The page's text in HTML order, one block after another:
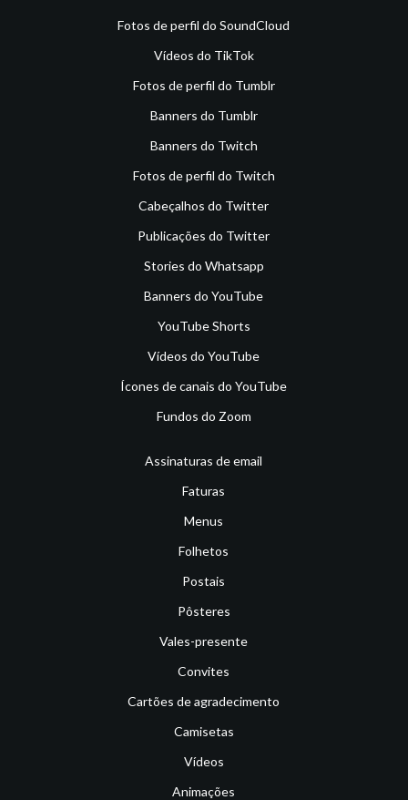
Fotos de perfil do SoundCloud
Vídeos do TikTok
Fotos de perfil do Tumblr
Banners do Tumblr
Banners do Twitch
Fotos de perfil do Twitch
Cabeçalhos do Twitter
Publicações do Twitter
Stories do Whatsapp
Banners do YouTube
YouTube Shorts
Vídeos do YouTube
Ícones de canais do YouTube
Fundos do Zoom
Assinaturas de email
Faturas
Menus
Folhetos
Postais
Pôsteres
Vales-presente
Convites
Cartões de agradecimento
Camisetas
Vídeos
Animações